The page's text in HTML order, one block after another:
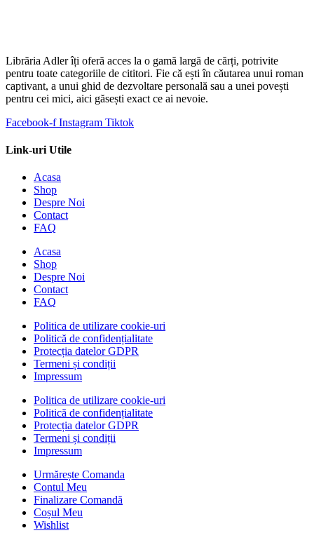
Librăria Adler îți oferă acces la o gamă largă de cărți, potrivite
pentru toate categoriile de cititori. Fie că ești în căutarea unui roman
captivant, a unui ghid de dezvoltare personală sau a unei povești
pentru cei mici, aici găsești exact ce ai nevoie.
Facebook-f Instagram Tiktok
Link-uri Utile
Acasa
Shop
Despre Noi
Contact
FAQ
Acasa
Shop
Despre Noi
Contact
FAQ
Politica de utilizare cookie-uri
Politică de confidențialitate
Protecția datelor GDPR
Termeni și condiții
Impressum
Politica de utilizare cookie-uri
Politică de confidențialitate
Protecția datelor GDPR
Termeni și condiții
Impressum
Urmărește Comanda
Contul Meu
Finalizare Comandă
Coșul Meu
Wishlist